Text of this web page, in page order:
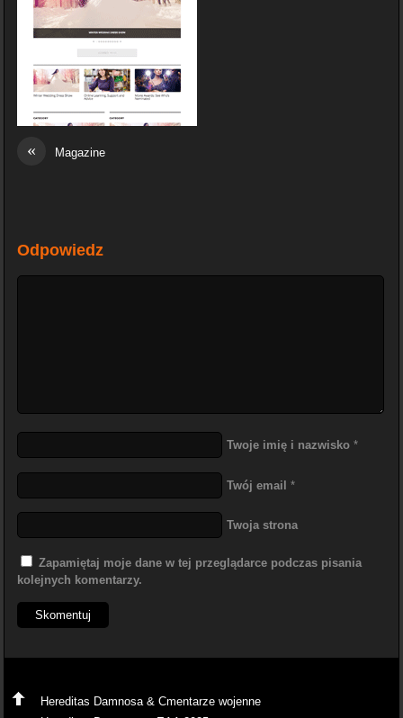
« Magazine
Odpowiedz
Twoje imię i nazwisko *
Twój email *
Twoja strona
Zapamiętaj moje dane w tej przeglądarce podczas pisania
kolejnych komentarzy.
Hereditas Damnosa & Cmentarze wojenne